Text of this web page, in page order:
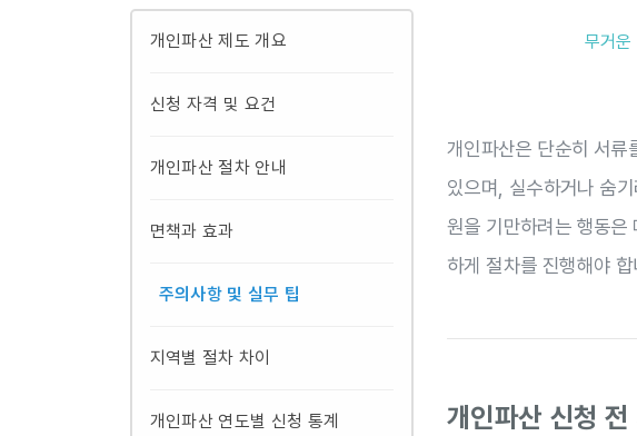
개인파산 제도 개요
신청 자격 및 요건
개인파산 절차 안내
면책과 효과
주의사항 및 실무 팁
지역별 절차 차이
개인파산 연도별 신청 통계
무거
개인파산은 단순히 서류
있으며, 실수하거나 숨
원을 기만하려는 행동은
하게 절차를 진행해야 합
개인파산 신청 전